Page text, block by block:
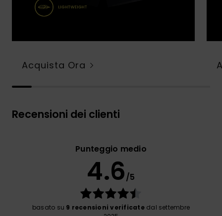
Acquista Ora
Recensioni dei clienti
Punteggio medio
4.6/5
basato su 9 recensioni verificatedal settembre